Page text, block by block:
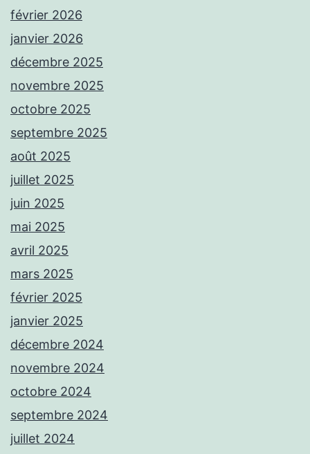
février 2026
janvier 2026
décembre 2025
novembre 2025
octobre 2025
septembre 2025
août 2025
juillet 2025
juin 2025
mai 2025
avril 2025
mars 2025
février 2025
janvier 2025
décembre 2024
novembre 2024
octobre 2024
septembre 2024
juillet 2024